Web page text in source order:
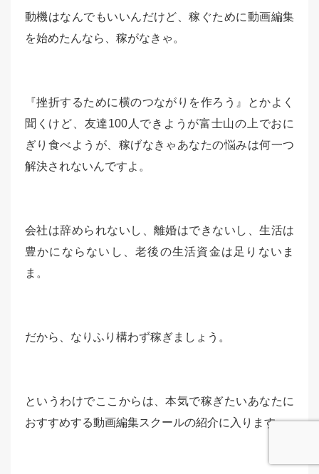
動機はなんでもいいんだけど、稼ぐために動画編集
を始めたんなら、稼がなきゃ。
『挫折するために横のつながりを作ろう』とかよく
聞くけど、友達100人できようが富士山の上でおに
ぎり食べようが、稼げなきゃあなたの悩みは何一つ
解決されないんですよ。
会社は辞められないし、離婚はできないし、生活は
豊かにならないし、老後の生活資金は足りないま
ま。
だから、なりふり構わず稼ぎましょう。
というわけでここからは、本気で稼ぎたいあなたに
おすすめする動画編集スクールの紹介に入ります。